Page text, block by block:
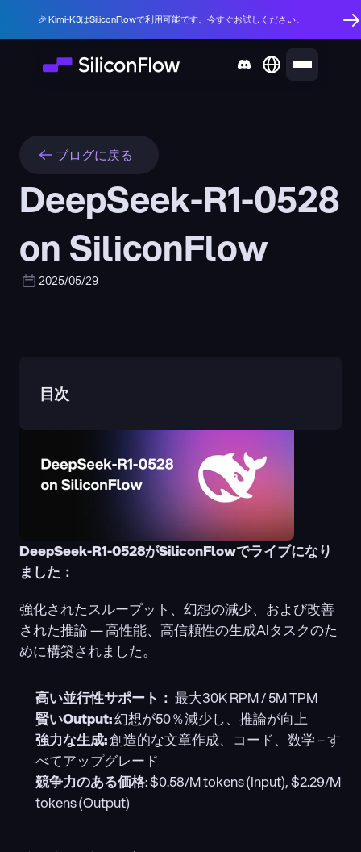
🎉 Kimi-K3はSiliconFlowで利用可能です。今すぐお試しください。
ブログに戻る
DeepSeek-R1-0528
on SiliconFlow
2025/05/29
目次
DeepSeek-R1-0528がSiliconFlowでライブになり
ました：
強化されたスループット、幻想の減少、および改善
された推論 — 高性能、高信頼性の生成AIタスクのた
めに構築されました。
高い並行性サポート： 最大30K RPM / 5M TPM
賢いOutput: 幻想が50％減少し、推論が向上
強力な生成: 創造的な文章作成、コード、数学 – す
べてアップグレード
競争力のある価格: $0.58/M tokens (Input), $2.29/M
tokens (Output)